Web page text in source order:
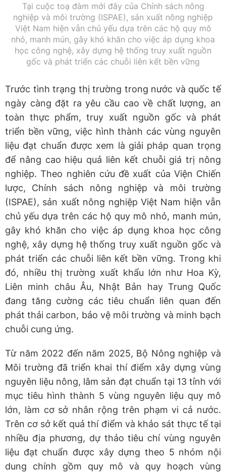
Tại cuộc toạ đàm mới đây của Chính sách nông
nghiệp và môi trường (ISPAE), sản xuất nông nghiệp
Việt Nam hiện vẫn chủ yếu dựa trên các hộ quy mô
nhỏ, manh mún, gây khó khăn cho việc áp dụng khoa
học công nghệ, xây dựng hệ thống truy xuất nguồn
gốc và phát triển các chuỗi liên kết bền vững
Trước tình trạng thị trường trong nước và quốc tế
ngày càng đặt ra yêu cầu cao về chất lượng, an
toàn thực phẩm, truy xuất nguồn gốc và phát
triển bền vững, việc hình thành các vùng nguyên
liệu đạt chuẩn được xem là giải pháp quan trọng
để nâng cao hiệu quả liên kết chuỗi giá trị nông
nghiệp. Theo nghiên cứu đề xuất của Viện Chiến
lược, Chính sách nông nghiệp và môi trường
(ISPAE), sản xuất nông nghiệp Việt Nam hiện vẫn
chủ yếu dựa trên các hộ quy mô nhỏ, manh mún,
gây khó khăn cho việc áp dụng khoa học công
nghệ, xây dựng hệ thống truy xuất nguồn gốc và
phát triển các chuỗi liên kết bền vững. Trong khi
đó, nhiều thị trường xuất khẩu lớn như Hoa Kỳ,
Liên minh châu Âu, Nhật Bản hay Trung Quốc
đang tăng cường các tiêu chuẩn liên quan đến
phát thải carbon, bảo vệ môi trường và minh bạch
chuỗi cung ứng.
Từ năm 2022 đến năm 2025, Bộ Nông nghiệp và
Môi trường đã triển khai thí điểm xây dựng vùng
nguyên liệu nông, lâm sản đạt chuẩn tại 13 tỉnh với
mục tiêu hình thành 5 vùng nguyên liệu quy mô
lớn, làm cơ sở nhân rộng trên phạm vi cả nước.
Trên cơ sở kết quả thí điểm và khảo sát thực tế tại
nhiều địa phương, dự thảo tiêu chí vùng nguyên
liệu đạt chuẩn được xây dựng theo 5 nhóm nội
dung chính gồm quy mô và quy hoạch vùng